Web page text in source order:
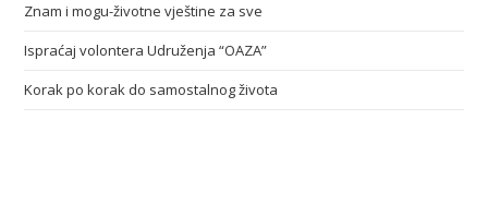
Znam i mogu-životne vještine za sve
Ispraćaj volontera Udruženja “OAZA”
Korak po korak do samostalnog života